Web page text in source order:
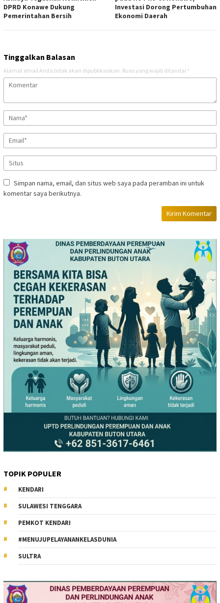
DPRD Konawe Dukung
Pemerintahan Bersih
Investasi Dorong Pertumbuhan
Ekonomi Daerah
Tinggalkan Balasan
Alamat email Anda tidak akan dipublikasikan. Ruas yang wajib ditandai *
Simpan nama, email, dan situs web saya pada peramban ini untuk
komentar saya berikutnya.
TOPIK POPULER
KENDARI
SULAWESI TENGGARA
PEMKOT KENDARI
#MENUJUPELAYANANKELASDUNIA
SULTRA